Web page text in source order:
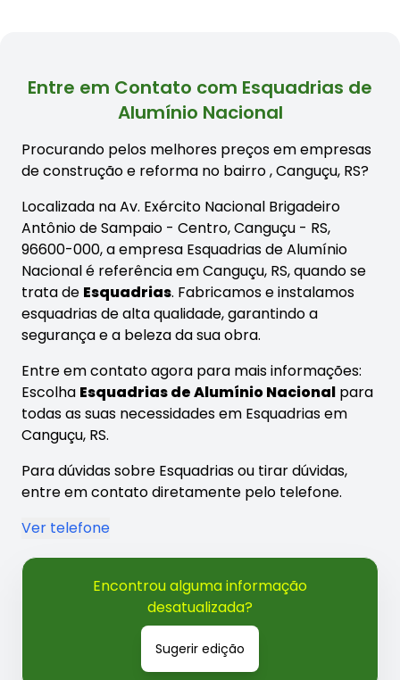
Entre em Contato com Esquadrias de
Alumínio Nacional
Procurando pelos melhores preços em empresas
de construção e reforma no bairro, Canguçu, RS?
Localizada na Av. Exército Nacional Brigadeiro
Antônio de Sampaio - Centro, Canguçu - RS,
96600-000, a empresa Esquadrias de Alumínio
Nacional é referência em Canguçu, RS, quando se
trata de Esquadrias. Fabricamos e instalamos
esquadrias de alta qualidade, garantindo a
segurança e a beleza da sua obra.
Entre em contato agora para mais informações:
Escolha Esquadrias de Alumínio Nacional para
todas as suas necessidades em Esquadrias em
Canguçu, RS.
Para dúvidas sobre Esquadrias ou tirar dúvidas,
entre em contato diretamente pelo telefone.
Ver telefone
Encontrou alguma informação
desatualizada?
Sugerir edição